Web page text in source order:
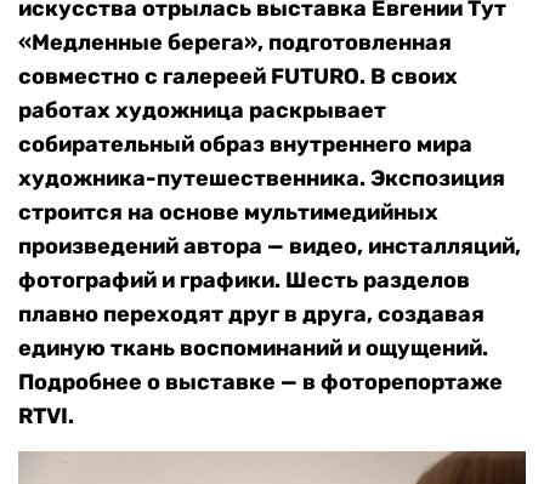
искусства отрылась выставка Евгении Тут
«Медленные берега», подготовленная
совместно с галереей FUTURO. В своих
работах художница раскрывает
собирательный образ внутреннего мира
художника-путешественника. Экспозиция
строится на основе мультимедийных
произведений автора — видео, инсталляций,
фотографий и графики. Шесть разделов
плавно переходят друг в друга, создавая
единую ткань воспоминаний и ощущений.
Подробнее о выставке — в фоторепортаже
RTVI.